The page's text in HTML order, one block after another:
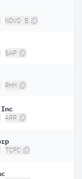
NOVO B
SAP
RHM
Inc
ARR
TCPC